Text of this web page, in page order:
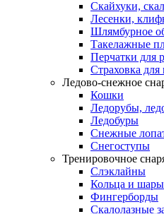
Скайхуки,
Лесенки,
Шлямбурное
Такелажные
Перчатки для
Страховка для
Ледово-снежное
Кошки
Ледорубы,
Ледобуры
Снежные
Снегоступы
Тренировочное
Слэклайны
Кольца и шары
Фингерборды
Скалолазные